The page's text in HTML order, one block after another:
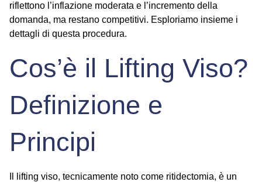
riflettono l’inflazione moderata e l’incremento della
domanda, ma restano competitivi. Esploriamo insieme i
dettagli di questa procedura.
Cos’è il Lifting Viso?
Definizione e
Principi
Il lifting viso, tecnicamente noto come ritidectomia, è un